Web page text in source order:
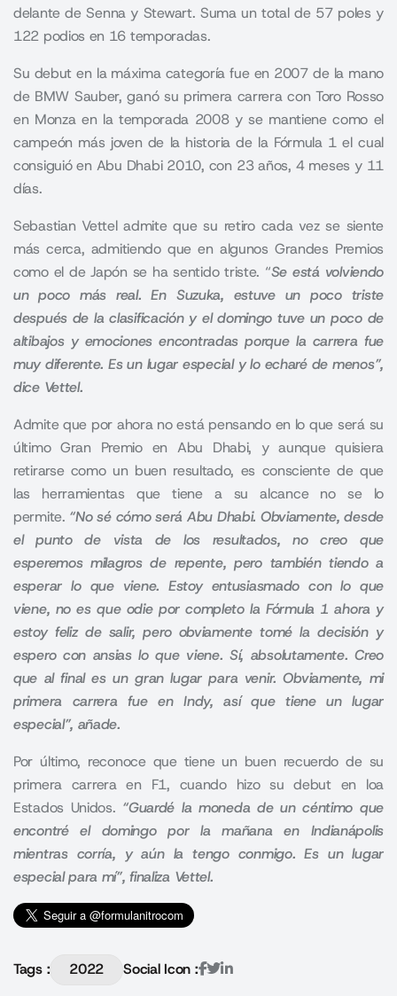
delante de Senna y Stewart. Suma un total de 57 poles y
122 podios en 16 temporadas.
Su debut en la máxima categoría fue en 2007 de la mano
de BMW Sauber, ganó su primera carrera con Toro Rosso
en Monza en la temporada 2008 y se mantiene como el
campeón más joven de la historia de la Fórmula 1 el cual
consiguió en Abu Dhabi 2010, con 23 años, 4 meses y 11
días.
Sebastian Vettel admite que su retiro cada vez se siente
más cerca, admitiendo que en algunos Grandes Premios
como el de Japón se ha sentido triste. “Se está volviendo
un poco más real. En Suzuka, estuve un poco triste
después de la clasificación y el domingo tuve un poco de
altibajos y emociones encontradas porque la carrera fue
muy diferente. Es un lugar especial y lo echaré de menos”,
dice Vettel.
Admite que por ahora no está pensando en lo que será su
último Gran Premio en Abu Dhabi, y aunque quisiera
retirarse como un buen resultado, es consciente de que
las herramientas que tiene a su alcance no se lo
permite. “No sé cómo será Abu Dhabi. Obviamente, desde
el punto de vista de los resultados, no creo que
esperemos milagros de repente, pero también tiendo a
esperar lo que viene. Estoy entusiasmado con lo que
viene, no es que odie por completo la Fórmula 1 ahora y
estoy feliz de salir, pero obviamente tomé la decisión y
espero con ansias lo que viene. Sí, absolutamente. Creo
que al final es un gran lugar para venir. Obviamente, mi
primera carrera fue en Indy, así que tiene un lugar
especial”, añade.
Por último, reconoce que tiene un buen recuerdo de su
primera carrera en F1, cuando hizo su debut en loa
Estados Unidos. “Guardé la moneda de un céntimo que
encontré el domingo por la mañana en Indianápolis
mientras corría, y aún la tengo conmigo. Es un lugar
especial para mí”, finaliza Vettel.
Tags : 2022 Social Icon :